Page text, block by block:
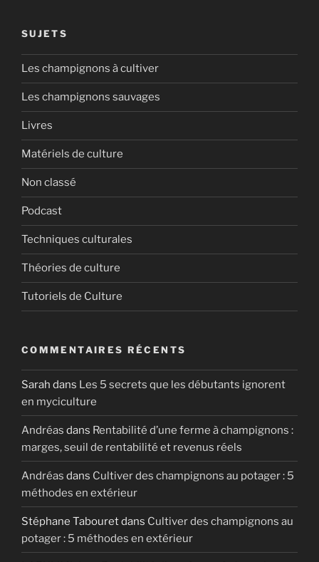
SUJETS
Les champignons à cultiver
Les champignons sauvages
Livres
Matériels de culture
Non classé
Podcast
Techniques culturales
Théories de culture
Tutoriels de Culture
COMMENTAIRES RÉCENTS
Sarah dans Les 5 secrets que les débutants ignorent
en myciculture
Andréas dans Rentabilité d’une ferme à champignons :
marges, seuil de rentabilité et revenus réels
Andréas dans Cultiver des champignons au potager : 5
méthodes en extérieur
Stéphane Tabouretdans Cultiver des champignons au
potager : 5 méthodes en extérieur